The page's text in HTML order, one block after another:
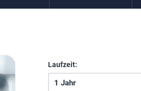
Laufzeit: